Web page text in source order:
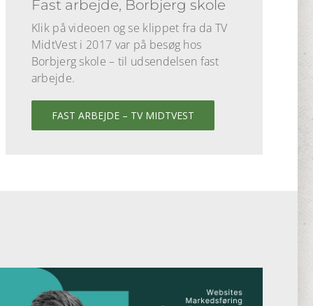
Fast arbejde, Borbjerg skole
Klik på videoen og se klippet fra da TV
MidtVest i 2017 var på besøg hos
Borbjerg skole – til udsendelsen fast
arbejde.
FAST ARBEJDE – TV MIDTVEST